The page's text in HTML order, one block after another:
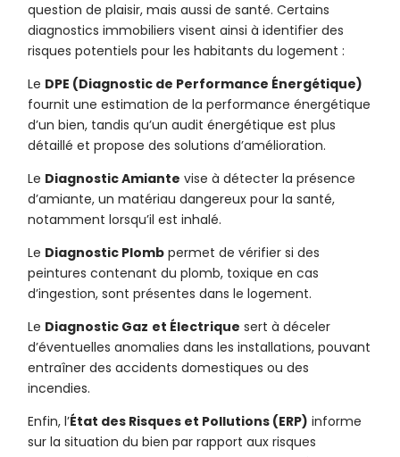
question de plaisir, mais aussi de santé. Certains
diagnostics immobiliers visent ainsi à identifier des
risques potentiels pour les habitants du logement :
Le DPE (Diagnostic de Performance Énergétique)
fournit une estimation de la performance énergétique
d’un bien, tandis qu’un audit énergétique est plus
détaillé et propose des solutions d’amélioration.
Le Diagnostic Amiante vise à détecter la présence
d’amiante, un matériau dangereux pour la santé,
notamment lorsqu’il est inhalé.
Le Diagnostic Plomb permet de vérifier si des
peintures contenant du plomb, toxique en cas
d’ingestion, sont présentes dans le logement.
Le Diagnostic Gaz et Électrique sert à déceler
d’éventuelles anomalies dans les installations, pouvant
entraîner des accidents domestiques ou des
incendies.
Enfin, l’État des Risques et Pollutions (ERP) informe
sur la situation du bien par rapport aux risques